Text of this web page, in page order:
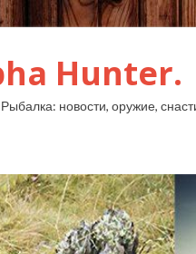
Hunter.
новости, оружие,